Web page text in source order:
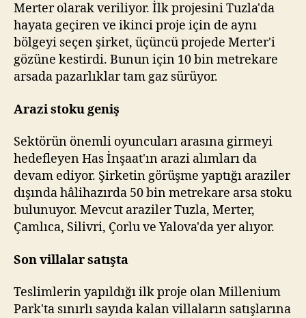
Merter olarak veriliyor. İlk projesini Tuzla'da
hayata geçiren ve ikinci proje için de aynı
bölgeyi seçen şirket, üçüncü projede Merter'i
gözüne kestirdi. Bunun için 10 bin metrekare
arsada pazarlıklar tam gaz sürüyor.
Arazi stoku geniş
Sektörün önemli oyuncuları arasına girmeyi
hedefleyen Has İnşaat'ın arazi alımları da
devam ediyor. Şirketin görüşme yaptığı araziler
dışında hâlihazırda 50 bin metrekare arsa stoku
bulunuyor. Mevcut araziler Tuzla, Merter,
Çamlıca, Silivri, Çorlu ve Yalova'da yer alıyor.
Son villalar satışta
Teslimlerin yapıldığı ilk proje olan Millenium
Park'ta sınırlı sayıda kalan villaların satışlarına